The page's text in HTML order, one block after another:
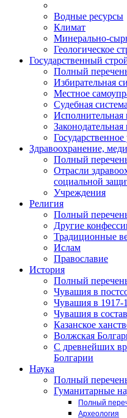
Водные ресурсы
Климат
Минерально-
Геологическое
Государственный
Полный
Избирательная
Местное
Судебная система
Исполнительная
Законодательная
Государственное
Здравоохранение,
Полный
Отрасли
социальной
Учреждения
Религия
Полный
Другие
Традиционные
Ислам
Православие
История
Полный
Чувашия в
Чувашия в 1917-
Чувашия в
Казанское
Волжская
С древнейших
Болгарии
Наука
Полный
Гуманитарные
Полный
Археология